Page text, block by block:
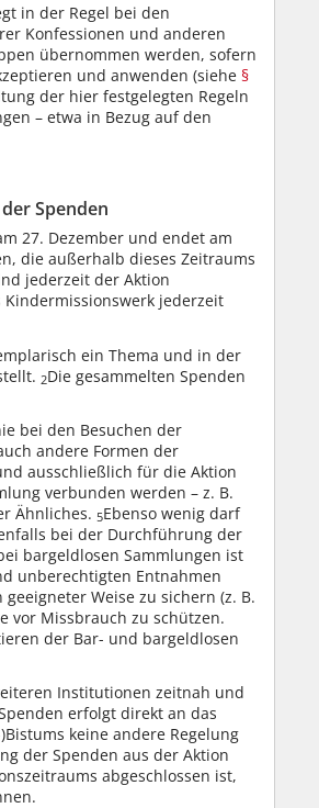
in der Regel bei den
Konfessionen und anderen
übernommen werden, sofern
und anwenden (siehe §
der hier festgelegten Regeln
– etwa in Bezug auf den
Spenden
27. Dezember und endet am
die außerhalb dieses Zeitraums
jederzeit der Aktion
jederzeit
ein Thema und in der
2Die gesammelten Spenden
bei den Besuchen der
andere Formen der
ausschließlich für die Aktion
verbunden werden – z. B.
Ähnliches. 5Ebenso wenig darf
bei der Durchführung der
bargeldlosen Sammlungen ist
unberechtigten Entnahmen
Weise zu sichern (z. B.
vor Missbrauch zu schützen.
der Bar- und bargeldlosen
Institutionen zeitnah und
erfolgt direkt an das
keine andere Regelung
der Spenden aus der Aktion
abgeschlossen ist,